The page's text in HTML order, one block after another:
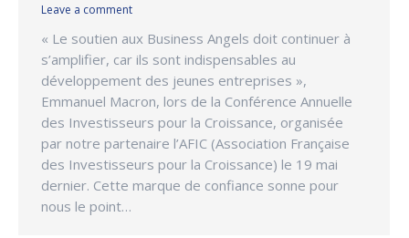
Leave a comment
« Le soutien aux Business Angels doit continuer à
s’amplifier, car ils sont indispensables au
développement des jeunes entreprises »,
Emmanuel Macron, lors de la Conférence Annuelle
des Investisseurs pour la Croissance, organisée
par notre partenaire l’AFIC (Association Française
des Investisseurs pour la Croissance) le 19 mai
dernier. Cette marque de confiance sonne pour
nous le point…